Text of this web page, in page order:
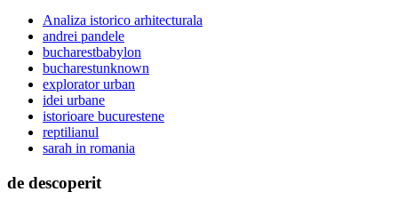
Analiza istorico arhitecturala
andrei pandele
bucharestbabylon
bucharestunknown
explorator urban
idei urbane
istorioare bucurestene
reptilianul
sarah in romania
de descoperit